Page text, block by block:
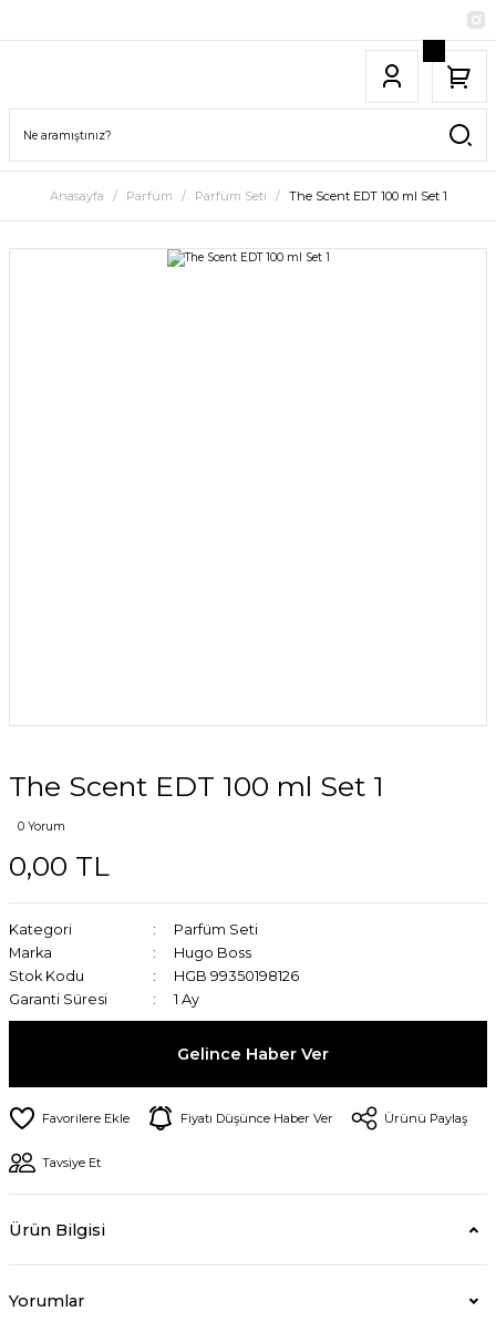
Anasayfa Parfüm Parfüm Seti The Scent EDT 100 ml Set 1
The Scent EDT 100 ml Set 1
0 Yorum
0,00 TL
Kategori
Parfüm Seti
Marka
Hugo Boss
Stok Kodu
HGB 99350198126
Garanti Süresi
1 Ay
Gelince Haber Ver
Fiyatı Düşünce Haber Ver Ürünü Paylaş
Tavsiye Et
Ürün Bilgisi
Yorumlar